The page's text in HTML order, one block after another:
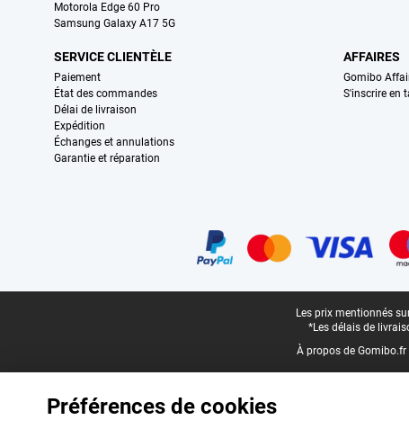
Motorola Edge 60 Pro
Samsung Galaxy A17 5G
SERVICE CLIENTÈLE
Paiement
État des commandes
Délai de livraison
Expédition
Échanges et annulations
Garantie et réparation
AFFAIRES
Gomibo
S'inscrire en
Les prix mentionnés
*Les délais de
À propos de Gomibo.fr
Préférences de cookies